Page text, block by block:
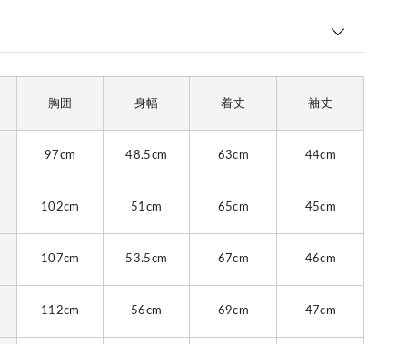
胸囲 身幅 着丈 袖丈
97cm 48.5cm 63cm 44cm
102cm 51cm 65cm 45cm
107cm 53.5cm 67cm 46cm
112cm 56cm 69cm 47cm